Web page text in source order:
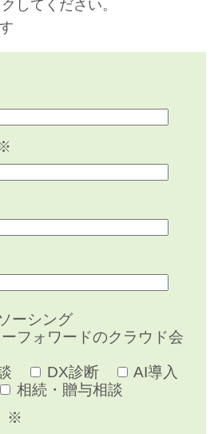
してください。
ーシング
フォワードのクラウド会
DX診断
AI導入
相続・贈与相談
※